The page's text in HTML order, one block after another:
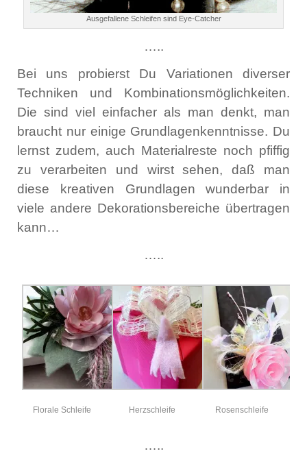
Ausgefallene Schleifen sind Eye-Catcher
…..
Bei uns probierst Du Variationen diverser
Techniken und Kombinationsmöglichkeiten.
Die sind viel einfacher als man denkt, man
braucht nur einige Grundlagenkenntnisse. Du
lernst zudem, auch Materialreste noch pfiffig
zu verarbeiten und wirst sehen, daß man
diese kreativen Grundlagen wunderbar in
viele andere Dekorationsbereiche übertragen
kann…
…..
Florale Schleife Herzschleife Rosenschleife
…..